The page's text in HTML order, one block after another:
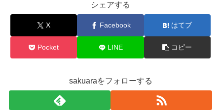
シェアする
X Facebook はてブ
Pocket LINE コピー
sakuaraをフォローする